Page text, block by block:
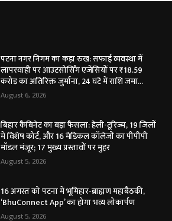
पटना नगर निगम का कड़ा रुख: सफाई व्यवस्था में
लापरवाही पर आउटसोर्सिंग एजेंसियों पर ₹18.59
करोड़ का अतिरिक्त जुर्माना, 24 घंटे में राशि जमा...
August 6, 2026
बिहार कैबिनेट का बड़ा फैसला: हेली-टूरिज्म, 19 जिलों
में विशेष कोर्ट, और 16 मेडिकल कॉलेजों का पीपीपी
मॉडल मंजूर; 17 मुख्य प्रस्तावों पर मुहर
August 5, 2026
16 अगस्त को पटना में भूमिहार-ब्राह्मण महाबैठकी,
‘BhuConnect App’ का होगा भव्य लोकार्पण
August 5, 2026